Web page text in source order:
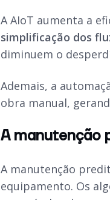
A AIoT aumenta a
simplificação dos
diminuem o
Ademais, a
obra manual,
A manutenção
A manutenção
equipamento. Os